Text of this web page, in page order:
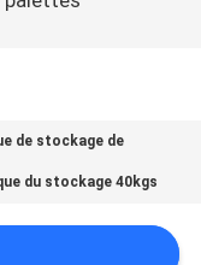
de stockage de
du stockage 40kgs